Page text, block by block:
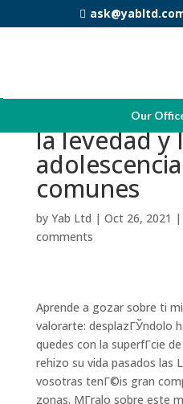
Our
Las nuevos
la levedad y
comunes
by Yab Ltd | Oct 26, 2021 |
comments
Aprende a gozar sobre ti
valorarte: desplazГЎndolo
quedes con la superfГ­cie
rehizo su vida pasados las
vosotras tenГ©is gran
zonas. MГ­ralo sobre este